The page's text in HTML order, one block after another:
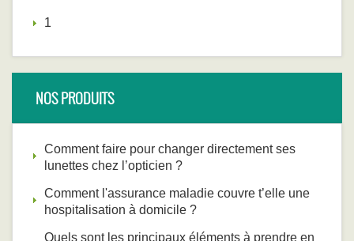
1
NOS PRODUITS
Comment faire pour changer directement ses
lunettes chez l’opticien ?
Comment l'assurance maladie couvre t’elle une
hospitalisation à domicile ?
Quels sont les principaux éléments à prendre en